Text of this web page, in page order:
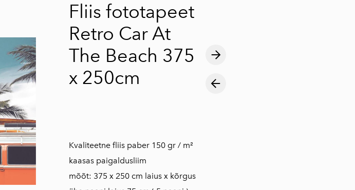
Fliis fototapeet
Retro Car At
The Beach 375
x 250cm
Kvaliteetne fliis paber 150 gr / m²
kaasas paigaldusliim
mõõt: 375 x 250 cm laius x kõrgus